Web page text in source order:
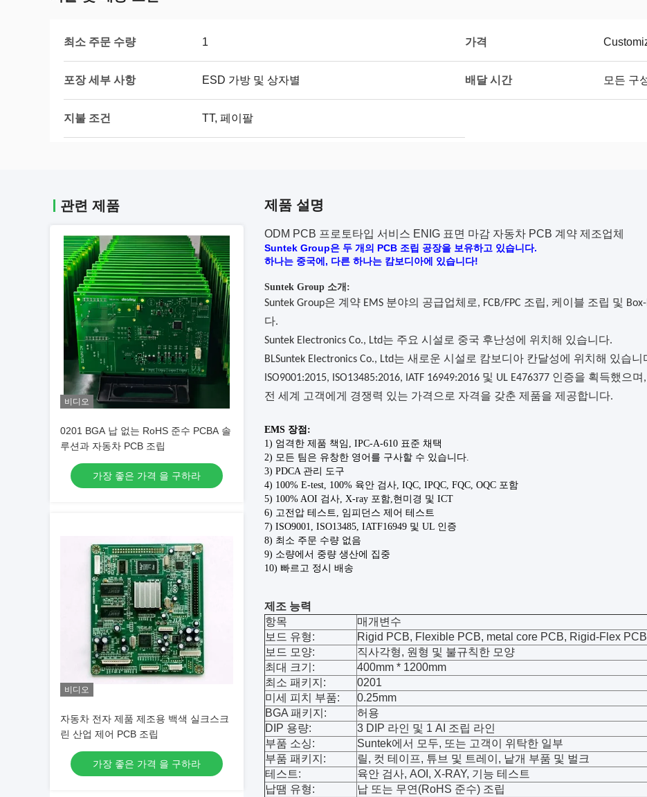
최소 주문 수량 1 가격
포장 세부 사항 ESD 가방 및 상자별 배달 시간 모든 구
지불 조건 TT, 페이팔
관련 제품
비디오
0201 BGA 납 없는 RoHS 준수 PCBA 솔
루션과 자동차 PCB 조립
가장 좋은 가격 을 구하라
비디오
자동차 전자 제품 제조용 백색 실크스크
린 산업 제어 PCB 조립
가장 좋은 가격 을 구하라
제품 설명
ODM PCB 프로토타입 서비스 ENIG 표면 마감 자동차 PCB 계약 제조업체
Suntek Group은 두 개의 PCB 조립 공장을 보유하고 있습니다.
하나는 중국에, 다른 하나는 캄보디아에 있습니다!
Suntek Group 소개:
Suntek Group은 계약 EMS 분야의 공급업체로, FCB/FPC 조립, 케이블 조립 및
다.
Suntek Electronics Co., Ltd는 주요 시설로 중국 후난성에 위치해 있습니다.
BLSuntek Electronics Co., Ltd는 새로운 시설로 캄보디아 칸달성에 위치해 있습니
ISO9001:2015, ISO13485:2016, IATF 16949:2016 및 UL E476377 인증을 획득했으며,
전 세계 고객에게 경쟁력 있는 가격으로 자격을 갖춘 제품을 제공합니다.
EMS 장점:
1) 엄격한 제품 책임, IPC-A-610 표준 채택
2) 모든 팀은 유창한 영어를 구사할 수 있습니다.
3) PDCA 관리 도구
4) 100% E-test, 100% 육안 검사, IQC, IPQC, FQC, OQC 포함
5) 100% AOI 검사, X-ray 포함,현미경 및 ICT
6) 고전압 테스트, 임피던스 제어 테스트
7) ISO9001, ISO13485, IATF16949 및 UL 인증
8) 최소 주문 수량 없음
9) 소량에서 중량 생산에 집중
10) 빠르고 정시 배송
제조 능력
항목
매개변수
보드 유형:
Rigid PCB, Flexible PCB, metal core PCB, Rigid-Flex PCB
보드 모양:
직사각형, 원형 및 불규칙한 모양
최대 크기:
400mm * 1200mm
최소 패키지:
0201
미세 피치 부품:
0.25mm
BGA 패키지:
허용
DIP 용량:
3 DIP 라인 및 1 AI 조립 라인
부품 소싱:
Suntek에서 모두, 또는 고객이 위탁한 일부
부품 패키지:
릴, 컷 테이프, 튜브 및 트레이, 낱개 부품 및 벌크
테스트:
육안 검사, AOI, X-RAY, 기능 테스트
납땜 유형:
납 또는 무연(RoHS 준수) 조립